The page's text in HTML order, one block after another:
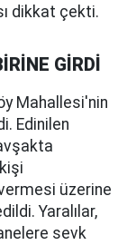
dikkat çekti.
GİRDİ
Mahallesi'nin
Edinilen
üzerine
Yaralılar,
sevk